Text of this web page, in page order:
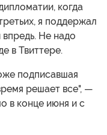
когда
я поддержал
Не надо
в Твиттере.
подписавшая
решает все", —
в конце июня и с